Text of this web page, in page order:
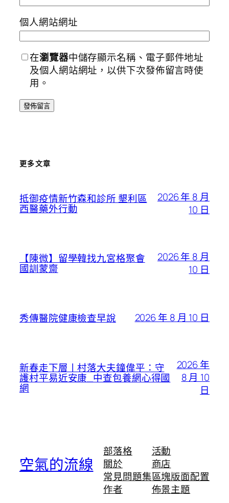
個人網站網址
在瀏覽器中儲存顯示名稱、電子郵件地址
及個人網站網址，以供下次發佈留言時使
用。
更多文章
抵御疫情新竹森和診所 墾利區
西醫藥外行動
2026 年 8 月
10 日
【陳微】留學韓找九宮格聚會
國訓蒙齋
2026 年 8 月
10 日
秀傳醫院健康檢查早說 2026 年 8 月 10 日
新春走下層丨村落大夫鐘偉平：守
護村平易近安康_中查包養網心得國
網
2026 年
8 月 10
日
空氣的流線
部落格
關於
常見問題集
作者
活動
商店
區塊版面配置
佈景主題